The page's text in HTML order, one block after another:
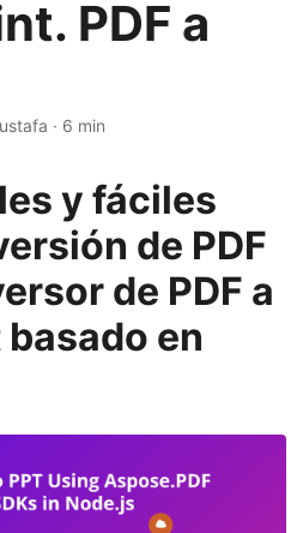
PDF a
· 6 min
y fáciles
de PDF
de PDF a
en